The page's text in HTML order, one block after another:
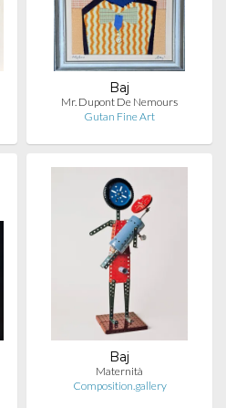
Baj
Mr. Dupont De Nemours
Gutan Fine Art
Baj
Maternità
Composition.gallery